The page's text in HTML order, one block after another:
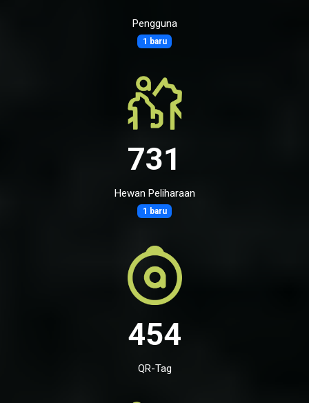
Pengguna
1 baru
731
Hewan Peliharaan
1 baru
454
QR-Tag